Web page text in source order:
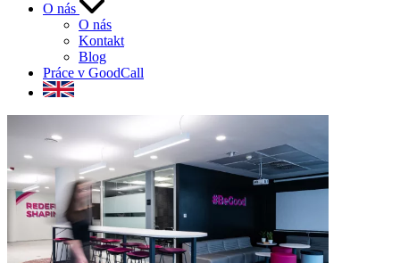
O nás
O nás
Kontakt
Blog
Práce v GoodCall